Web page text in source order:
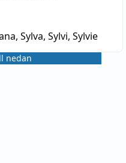
Sylva, Sylvi, Sylvie
nedan